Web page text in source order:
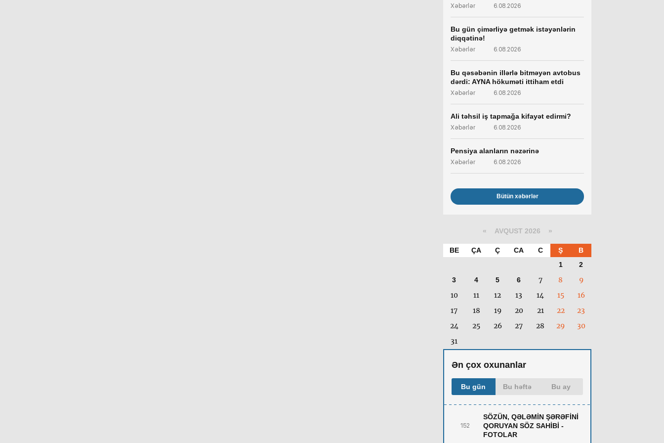
Xəbərlər 6.08.2026
Bu gün çimərliyə getmək istəyənlərin
diqqətinə!
Xəbərlər 6.08.2026
Bu qəsəbənin illərlə bitməyən avtobus
dərdi: AYNA hökuməti ittiham etdi
Xəbərlər 6.08.2026
Ali təhsil iş tapmağa kifayət edirmi?
Xəbərlər 6.08.2026
Pensiya alanların nəzərinə
Xəbərlər 6.08.2026
Bütün xəbərlər
« AVQUST 2026 »
BE ÇA Ç CA C Ş
B
1
2
3
4 5 6 7 8
9
10
11 12 13 14 15
16
17
18 19 20 21 22
23
24
25 26 27 28 29
30
31
Ən çox oxunanlar
Bu gün Bu həftə Bu ay
152
SÖZÜN, QƏLƏMİN ŞƏRƏFİNİ
QORUYAN SÖZ SAHİBİ -
FOTOLAR